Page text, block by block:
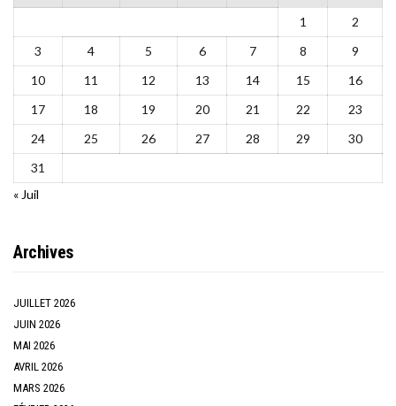
1
2
3
4 5 6 7 8
9
10
11 12 13 14 15
16
17
18 19 20 21 22
23
24
25 26 27 28 29
30
31
« Juil
Archives
JUILLET 2026
JUIN 2026
MAI 2026
AVRIL 2026
MARS 2026